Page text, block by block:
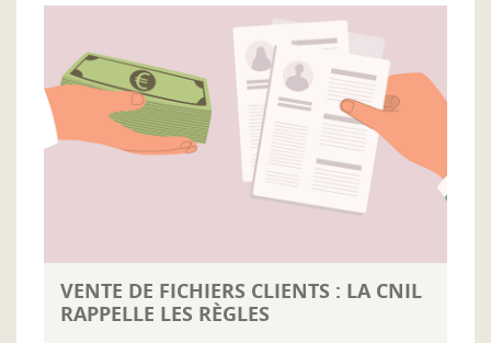
VENTE DE FICHIERS CLIENTS : LA CNIL
RAPPELLE LES RÈGLES